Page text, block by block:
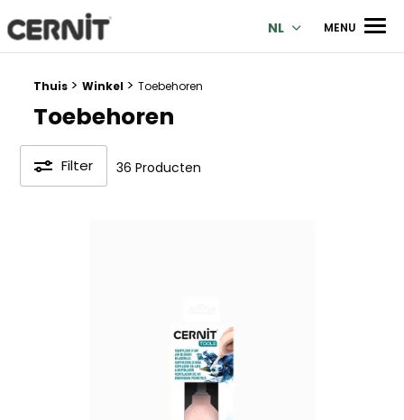
Cernit Une qualité haut de gamme pour des créations
NL MENU
Breadcrumb trail:
Thuis > Winkel > Toebehoren
Toebehoren
Filter 36 Producten